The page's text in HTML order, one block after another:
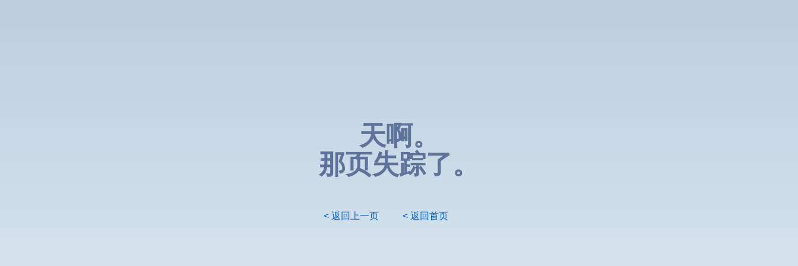
天啊。
那页失踪了。
< 返回上一页 < 返回首页